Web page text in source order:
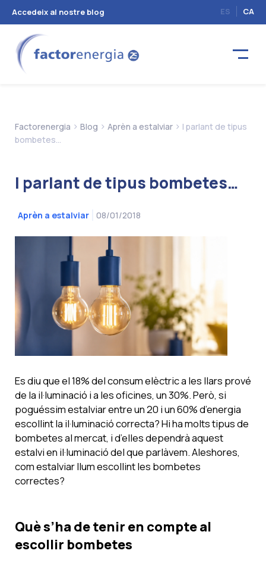
Accedeix al nostre blog ES CA
Factorenergia > Blog > Aprèn a estalviar > I parlant de tipus
bombetes…
I parlant de tipus bombetes…
Aprèn a estalviar 08/01/2018
Es diu que el 18% del consum elèctric a les llars prové
de la il·luminació i a les oficines, un 30%. Però, si
poguéssim estalviar entre un 20 i un 60% d’energia
escollint la il·luminació correcta? Hi ha molts tipus de
bombetes al mercat, i d’elles dependrà aquest
estalvi en il·luminació del que parlàvem. Aleshores,
com estalviar llum escollint les bombetes
correctes?
Què s’ha de tenir en compte al
escollir bombetes